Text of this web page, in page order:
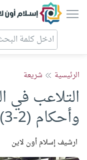
إسلام
الرئيسية شريعة
التلاعب
وأحكام (2-3)
ارشيف إسلام أون لاين